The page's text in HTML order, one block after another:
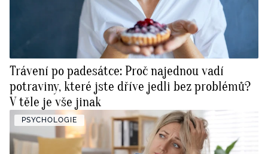
Trávení po padesátce: Proč najednou vadí
potraviny, které jste dříve jedli bez problémů?
V těle je vše jinak
PSYCHOLOGIE